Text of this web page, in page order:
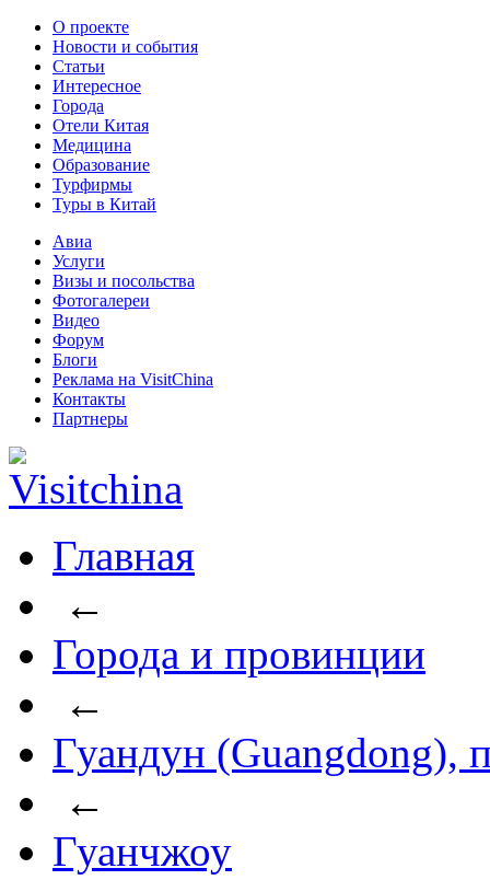
О проекте
Новости и события
Статьи
Интересное
Города
Отели Китая
Медицина
Образование
Турфирмы
Туры в Китай
Авиа
Услуги
Визы и посольства
Фотогалереи
Видео
Форум
Блоги
Реклама на VisitChina
Контакты
Партнеры
Главная
←
Города и провинции
←
Гуандун (Guangdong),
←
Гуанчжоу